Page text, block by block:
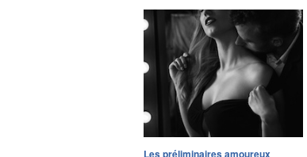
Les préliminaires amoureux